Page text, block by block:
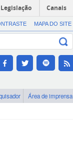
Legislação Canais
MAPA DO SITE
Área de imprensa